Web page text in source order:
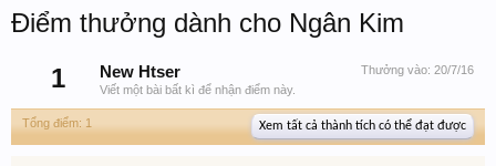
Điểm thưởng dành cho Ngân Kim
1
Thưởng vào: 20/7/16
New Htser
Viết một bài bất kì để nhận điểm này.
Tổng điểm: 1 Xem tất cả thành tích có thể đạt được